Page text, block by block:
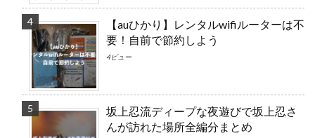
【auひかり】レンタルwifiルーターは不
要！自前で節約しよう
4ビュー
坂上忍流ディープな夜遊びで坂上忍さ
んが訪れた場所全編分まとめ